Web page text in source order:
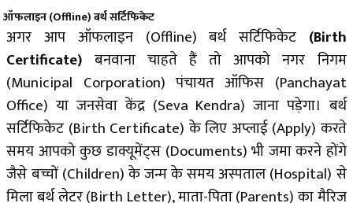
ऑफलाइन(Offline)बर्थ सर्टिफिकेट
अगर आप ऑफलाइन (Offline) बर्थ सर्टिफिकेट(Birth
Certificate) बनवाना चाहते हैं तो आपको नगर निगम
(Municipal Corporation) पंचायत ऑफिस (Panchayat
Office) या जनसेवा केंद्र (Seva Kendra) जाना पड़ेगा। बर्थ
सर्टिफिकेट (Birth Certificate) के लिए अप्लाई (Apply) करते
समय आपको कुछ डाक्यूमेंट्स (Documents) भी जमा करने होंगे
जैसे बच्चों (Children) के जन्म के समय अस्पताल (Hospital) से
मिला बर्थ लेटर (Birth Letter), माता-पिता (Parents) का मैरिज